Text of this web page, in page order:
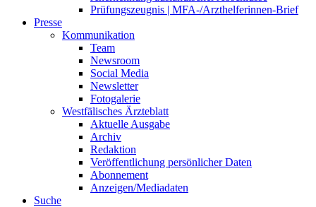
Prüfungszeugnis | MFA-/Arzthelferinnen-Brief
Presse
Kommunikation
Team
Newsroom
Social Media
Newsletter
Fotogalerie
Westfälisches Ärzteblatt
Aktuelle Ausgabe
Archiv
Redaktion
Veröffentlichung persönlicher Daten
Abonnement
Anzeigen/Mediadaten
Suche